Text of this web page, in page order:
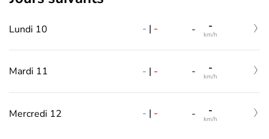
Lundi 10 - | - - -
km/h
Mardi 11 - | - - -
km/h
Mercredi 12 - | - - -
km/h